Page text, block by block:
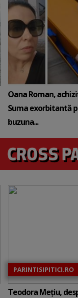
Oana Roman,
Suma exorbitantă
buzuna...
PARINTISIPITICI.RO
Teodora Mețiu,